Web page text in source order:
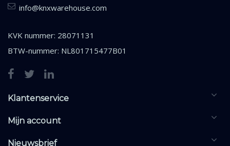
info@knxwarehouse.com
KVK nummer: 28071131
BTW-nummer: NL801715477B01
Klantenservice
Mijn account
Nieuwsbrief